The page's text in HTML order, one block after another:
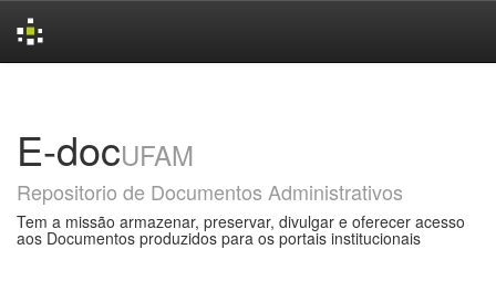
E-docUFAM
Repositorio de Documentos Administrativos
Tem a missão armazenar, preservar, divulgar e oferecer acesso
aos Documentos produzidos para os portais institucionais